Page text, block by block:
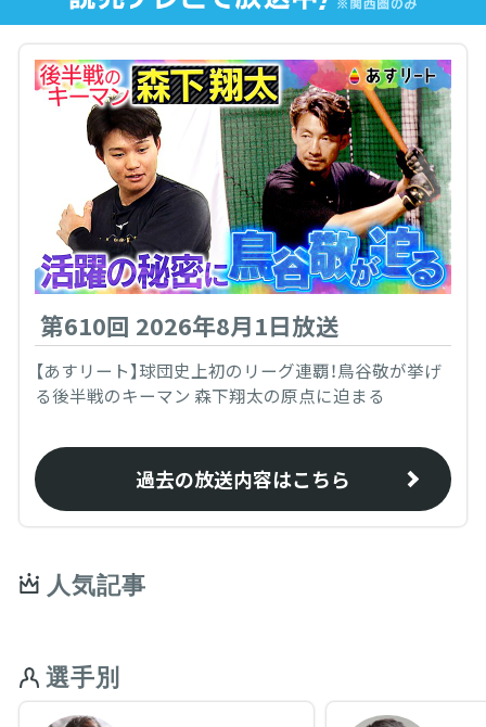
第610回 2026年8月1日放送
【あすリート】球団史上初のリーグ連覇！鳥谷敬が挙げ
る後半戦のキーマン 森下翔太の原点に迫まる
過去の放送内容はこちら
人気記事
選手別